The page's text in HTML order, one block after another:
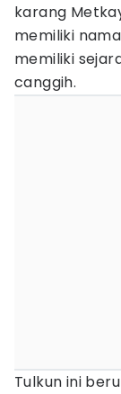
karang
memiliki
memiliki
canggih.
Tulkun ini